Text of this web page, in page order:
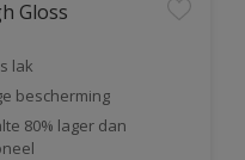
Gloss
lak
bescherming
80% lager dan